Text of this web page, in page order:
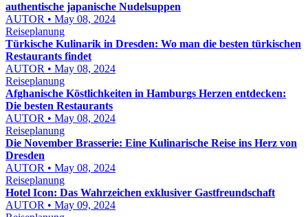
authentische japanische Nudelsuppen
AUTOR • May 08, 2024
Reiseplanung
Türkische Kulinarik in Dresden: Wo man die besten türkischen
Restaurants findet
AUTOR • May 08, 2024
Reiseplanung
Afghanische Köstlichkeiten in Hamburgs Herzen entdecken:
Die besten Restaurants
AUTOR • May 08, 2024
Reiseplanung
Die November Brasserie: Eine Kulinarische Reise ins Herz von
Dresden
AUTOR • May 08, 2024
Reiseplanung
Hotel Icon: Das Wahrzeichen exklusiver Gastfreundschaft
AUTOR • May 09, 2024